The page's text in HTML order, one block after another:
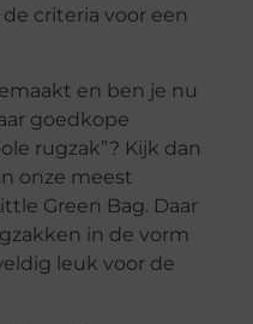
criteria voor een
en ben je nu
goedkope
rugzak”? Kijk dan
onze meest
Green Bag. Daar
in de vorm
leuk voor de